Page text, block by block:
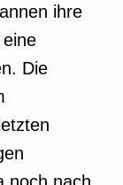
ihre
Die